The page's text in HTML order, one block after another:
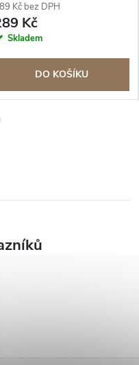
Kč bez DPH
Kč
Skladem
DO KOŠÍKU